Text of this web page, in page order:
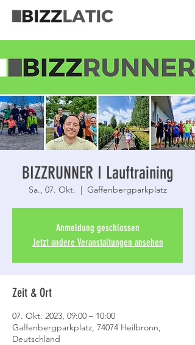
BIZZRUNNER I Lauftraining
Sa., 07. Okt.
  |
Gaffenbergparkplatz
Anmeldung geschlossen
Jetzt andere Veranstaltungen ansehen
Zeit & Ort
07. Okt. 2023, 09:00 – 10:00
Gaffenbergparkplatz, 74074 Heilbronn,
Deutschland